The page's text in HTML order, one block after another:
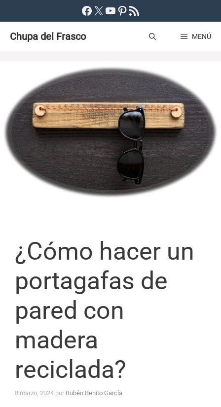
al
contenido
Facebook
X YouTube
Pinterest
Feed RSS
Chupa del Frasco MENÚ
¿Cómo hacer un
portagafas de
pared con
madera
reciclada?
8 marzo, 2024 por Rubén Benito García